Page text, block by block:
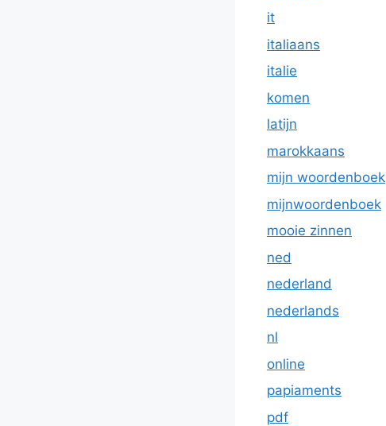
it
italiaans
italie
komen
latijn
marokkaans
mijn woordenboek
mijnwoordenboek
mooie zinnen
ned
nederland
nederlands
nl
online
papiaments
pdf